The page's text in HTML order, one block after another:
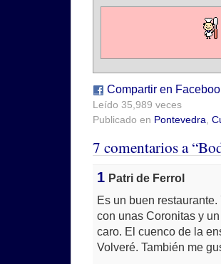
Compartir en
Leído 35,989 veces
Publicado en Pontevedra
7 comentarios a
1 Patri de Ferrol
Es un buen
con unas Coronitas y
caro. El cuenco de la
Volveré. También me